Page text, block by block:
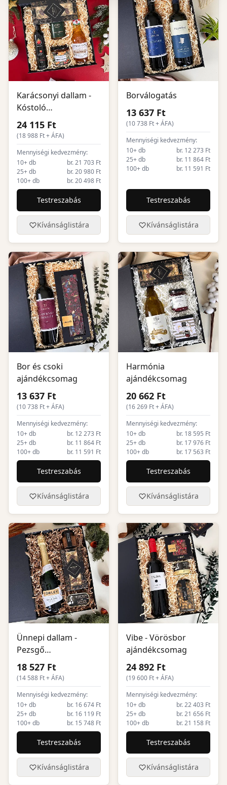
Karácsonyi dallam -
Kóstoló
ajándékcsomag
24 115 Ft
(18 988 Ft + ÁFA)
Mennyiségi kedvezmény:
10+ db
br. 21 703 Ft
25+ db
br. 20 980 Ft
100+ db
br. 20 498 Ft
Testreszabás
Kívánságlistára
Borválogatás
13 637 Ft
(10 738 Ft + ÁFA)
Mennyiségi kedvezmény:
10+ db
br. 12 273 Ft
25+ db
br. 11 864 Ft
100+ db
br. 11 591 Ft
Testreszabás
Kívánságlistára
Bor és csoki
ajándékcsomag
13 637 Ft
(10 738 Ft + ÁFA)
Mennyiségi kedvezmény:
10+ db
br. 12 273 Ft
25+ db
br. 11 864 Ft
100+ db
br. 11 591 Ft
Testreszabás
Kívánságlistára
Harmónia
ajándékcsomag
20 662 Ft
(16 269 Ft + ÁFA)
Mennyiségi kedvezmény:
10+ db
br. 18 595 Ft
25+ db
br. 17 976 Ft
100+ db
br. 17 563 Ft
Testreszabás
Kívánságlistára
Ünnepi dallam -
Pezsgő
ajándékcsomag
18 527 Ft
(14 588 Ft + ÁFA)
Mennyiségi kedvezmény:
10+ db
br. 16 674 Ft
25+ db
br. 16 119 Ft
100+ db
br. 15 748 Ft
Testreszabás
Kívánságlistára
Vibe - Vörösbor
ajándékcsomag
24 892 Ft
(19 600 Ft + ÁFA)
Mennyiségi kedvezmény:
10+ db
br. 22 403 Ft
25+ db
br. 21 656 Ft
100+ db
br. 21 158 Ft
Testreszabás
Kívánságlistára